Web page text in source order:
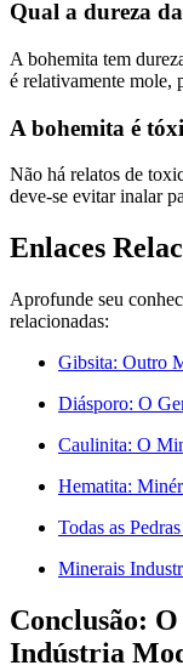
Qual a dureza
A bohemita tem
é relativamente mole,
A bohemita é
Não há relatos de
deve-se evitar inalar
Enlaces
Aprofunde seu
relacionadas:
Gibsita: Outro
Diásporo: O
Caulinita: O
Hematita:
Todas as
Minerais
Conclusão:
Indústria